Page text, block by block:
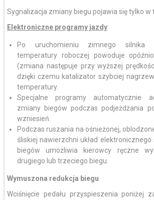
Sygnalizacja zmiany biegu pojawia się tylko w
Elektroniczne programy jazdy
Po uruchomieniu zimnego silnika
temperatury roboczej powoduje
(zmiana następuje przy wyższej
dzięki czemu katalizator szybciej
temperatury.
Specjalne programy automatycznie
zmiany biegów podczas podjeżdżania
wzniesień.
Podczas ruszania na ośnieżonej,
śliskiej nawierzchni układ
biegów umożliwia kierowcy ręczne
drugiego lub trzeciego biegu.
Wymuszona redukcja biegu
Wciśnięcie pedału przyspieszenia poniżej